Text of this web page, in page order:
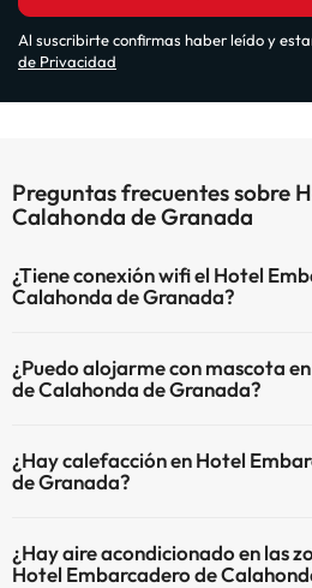
Al suscribirte confirmas haber leído y
de Privacidad
Preguntas frecuentes sobre
Calahonda de Granada
¿Tiene conexión wifi el Hotel
Calahonda de Granada?
¿Puedo alojarme con mascota
de Calahonda de Granada?
mascotas.
¿Hay calefacción en Hotel
de Granada?
en las zonas comunes.
¿Hay aire acondicionado en las
Hotel Embarcadero de